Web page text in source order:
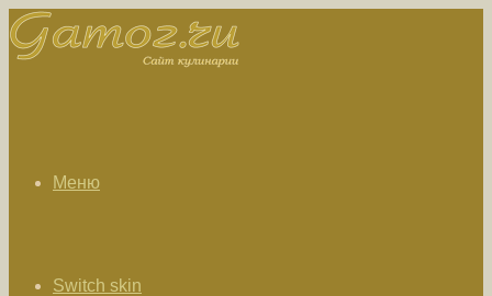
Меню
Switch skin